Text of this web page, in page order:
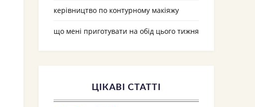
керівництво по контурному макіяжу
що мені приготувати на обід цього тижня
ЦІКАВІ СТАТТІ